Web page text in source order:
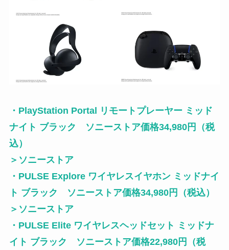
・PlayStation Portal リモートプレーヤー ミッド
ナイト ブラック ソニーストア価格34,980円（税
込）
＞ ソニーストア
・PULSE Explore ワイヤレスイヤホン ミッドナイ
ト ブラック ソニーストア価格34,980円（税込）
＞ ソニーストア
・PULSE Elite ワイヤレスヘッドセット ミッドナ
イト ブラック ソニーストア価格22,980円（税